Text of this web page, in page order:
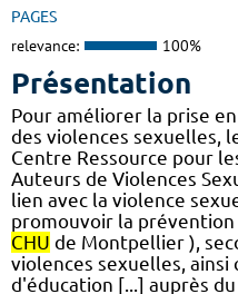
PAGES
relevance: 100%
Présentation
Pour améliorer la prise
des violences sexuelles,
Centre Ressource pour
Auteurs de Violences
lien avec la violence
promouvoir la prévention
CHU de Montpellier ),
violences sexuelles, ainsi
d'éducation [...] auprès